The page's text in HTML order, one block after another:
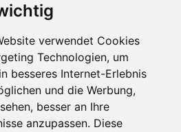
verwendet Cookies
Technologien, um
besseres Internet-Erlebnis
und die Werbung,
besser an Ihre
anzupassen. Diese
Партнерам